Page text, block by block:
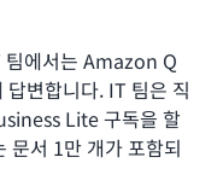
팀에서는 Amazon Q
변합니다. IT 팀은 직
Lite 구독을 할
문서 1만 개가 포함되